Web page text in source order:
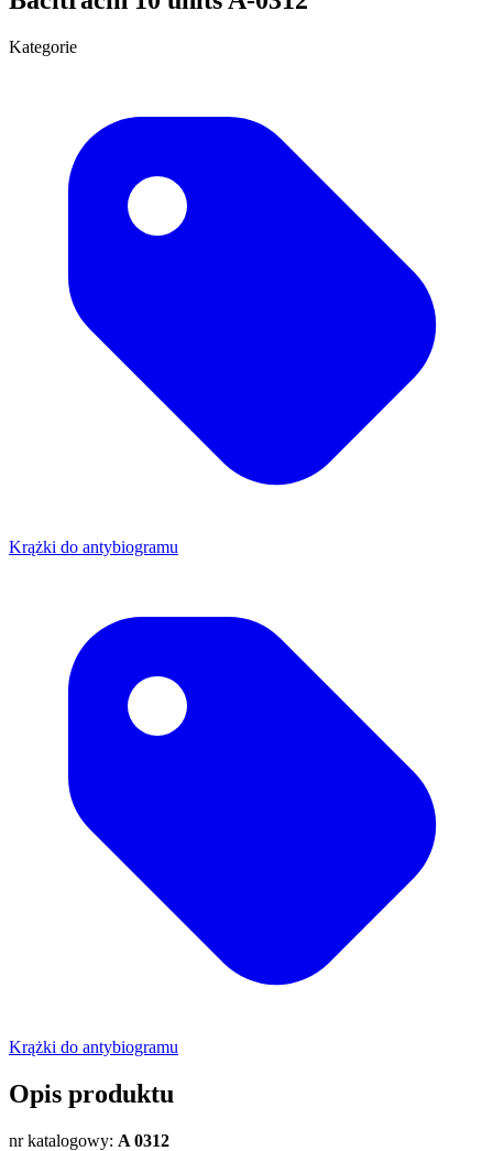
Kategorie
Krążki do antybiogramu
Krążki do antybiogramu
Opis produktu
nr katalogowy: A 0312